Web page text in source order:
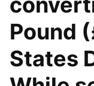
Pound
States